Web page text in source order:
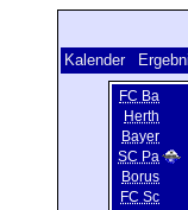
Kalender
FC Ba
Herth
Bayer
SC Pa
Borus
FC Sc